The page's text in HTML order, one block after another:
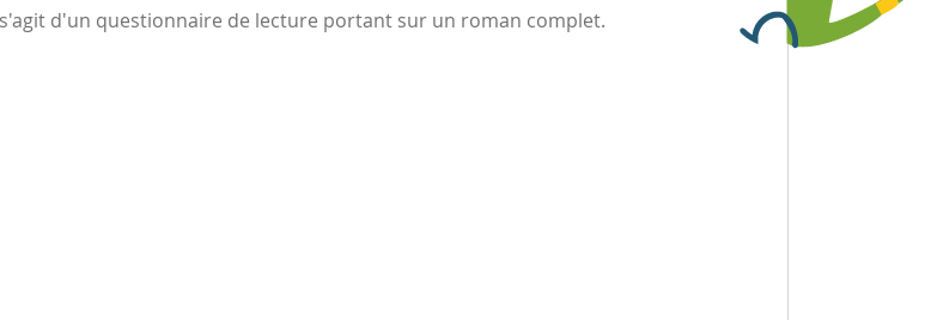
d'un questionnaire de lecture portant sur un roman complet.